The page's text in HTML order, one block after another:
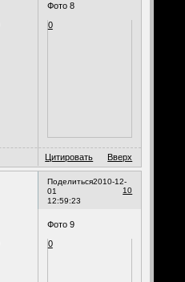
Фото 8
0
Цитировать Вверх
Поделиться
10
2010-12-
01
12:59:23
Фото 9
0